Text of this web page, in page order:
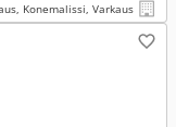
Konemalissi, Varkaus